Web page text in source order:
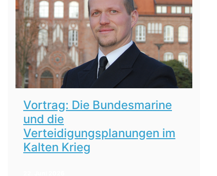
Vortrag: Die Bundesmarine
und die
Verteidigungsplanungen im
Kalten Krieg